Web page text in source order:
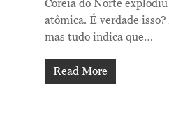
Coreia do Norte
atômica. É verdade
mas tudo indica que…
Read More